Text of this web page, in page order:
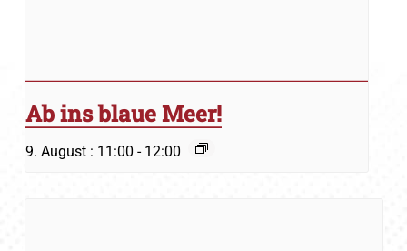
Ab ins blaue Meer!
9. August : 11:00 - 12:00